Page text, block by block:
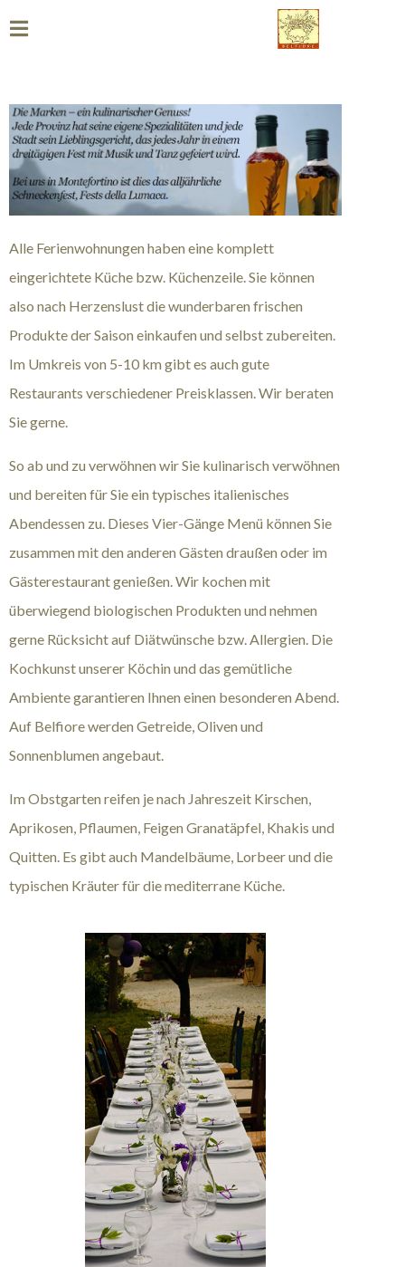
Alle Ferienwohnungen haben eine komplett
eingerichtete Küche bzw. Küchenzeile. Sie können
also nach Herzenslust die wunderbaren frischen
Produkte der Saison einkaufen und selbst zubereiten.
Im Umkreis von 5-10 km gibt es auch gute
Restaurants verschiedener Preisklassen. Wir beraten
Sie gerne.
So ab und zu verwöhnen wir Sie kulinarisch verwöhnen
und bereiten für Sie ein typisches italienisches
Abendessen zu. Dieses Vier-Gänge Menü können Sie
zusammen mit den anderen Gästen draußen oder im
Gästerestaurant genießen. Wir kochen mit
überwiegend biologischen Produkten und nehmen
gerne Rücksicht auf Diätwünsche bzw. Allergien. Die
Kochkunst unserer Köchin und das gemütliche
Ambiente garantieren Ihnen einen besonderen Abend.
Auf Belfiore werden Getreide, Oliven und
Sonnenblumen angebaut.
Im Obstgarten reifen je nach Jahreszeit Kirschen,
Aprikosen, Pflaumen, Feigen Granatäpfel, Khakis und
Quitten. Es gibt auch Mandelbäume, Lorbeer und die
typischen Kräuter für die mediterrane Küche.